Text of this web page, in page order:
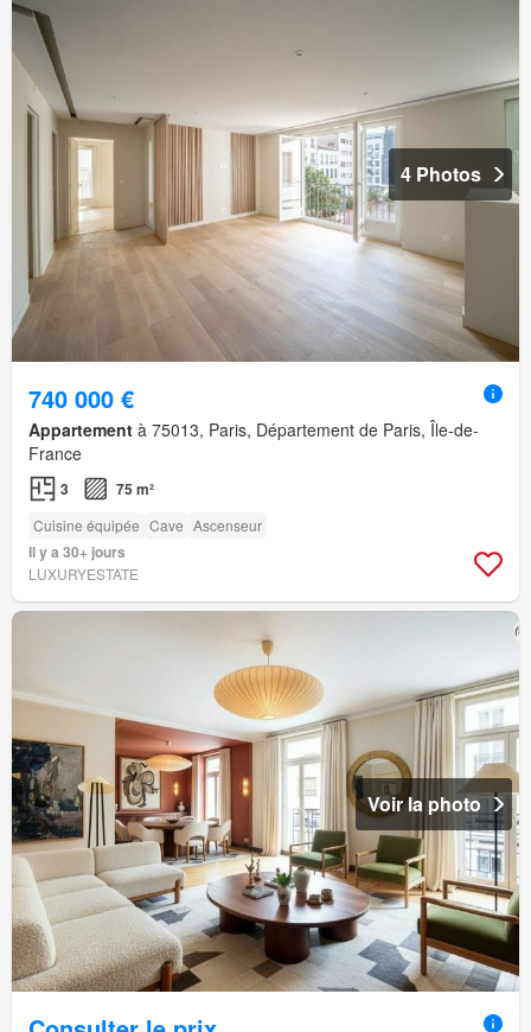
4 Photos
740 000 €
Appartement à 75013, Paris, Département de Paris, Île-de-
France
3 75 m²
Cuisine équipée Cave Ascenseur
Il y a 30+ jours
LUXURYESTATE
Voir la photo